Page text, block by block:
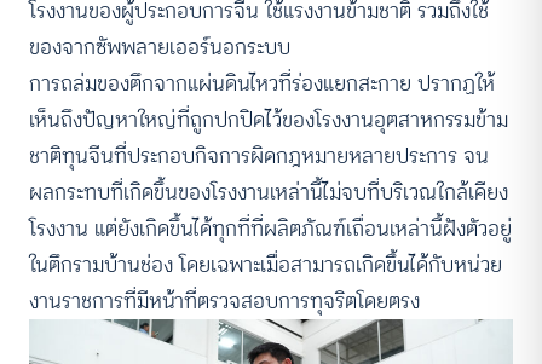
โรงงานของผู้ประกอบการจีน ใช้แรงงานข้ามชาติ รวมถึงใช้
ของจากซัพพลายเออร์นอกระบบ
การถล่มของตึกจากแผ่นดินไหวที่ร่องแยกสะกาย ปรากฏให้
เห็นถึงปัญหาใหญ่ที่ถูกปกปิดไว้ของโรงงานอุตสาหกรรมข้าม
ชาติทุนจีนที่ประกอบกิจการผิดกฎหมายหลายประการ จน
ผลกระทบที่เกิดขึ้นของโรงงานเหล่านี้ไม่จบที่บริเวณใกล้เคียง
โรงงาน แต่ยังเกิดขึ้นได้ทุกที่ที่ผลิตภัณฑ์เถื่อนเหล่านี้ฝังตัวอยู่
ในตึกรามบ้านช่อง โดยเฉพาะเมื่อสามารถเกิดขึ้นได้กับหน่วย
งานราชการที่มีหน้าที่ตรวจสอบการทุจริตโดยตรง